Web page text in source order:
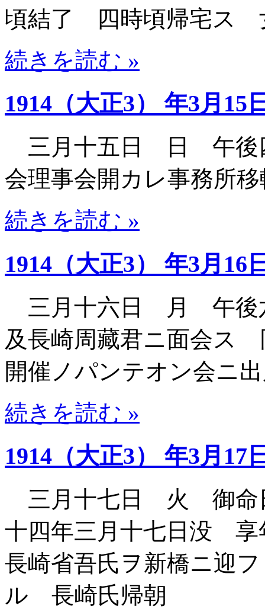
頃結了 四時頃帰宅ス
続きを読む »
1914（大正3） 年3月15
三月十五日 日 午後
会理事会開カレ事務所
続きを読む »
1914（大正3） 年3月16
三月十六日 月 午後
及長崎周藏君ニ面会ス
開催ノパンテオン会ニ
続きを読む »
1914（大正3） 年3月17
三月十七日 火 御命
十四年三月十七日没
長崎省吾氏ヲ新橋ニ迎
ル 長崎氏帰朝